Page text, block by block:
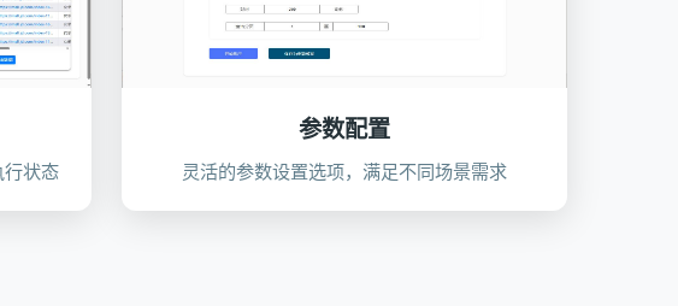
行状态
参数配置
灵活的参数设置选项，满足不同场景需求